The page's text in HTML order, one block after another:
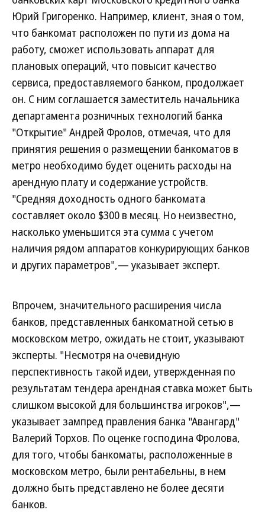
Юрий Григоренко. Например, клиент, зная о том,
что банкомат расположен по пути из дома на
работу, сможет использовать аппарат для
плановых операций, что повысит качество
сервиса, предоставляемого банком, продолжает
он. С ним соглашается заместитель начальника
департамента розничных технологий банка
"Открытие" Андрей Фролов, отмечая, что для
принятия решения о размещении банкоматов в
метро необходимо будет оценить расходы на
арендную плату и содержание устройств.
"Средняя доходность одного банкомата
составляет около $300 в месяц. Но неизвестно,
насколько уменьшится эта сумма с учетом
наличия рядом аппаратов конкурирующих банков
и других параметров",— указывает эксперт.
Впрочем, значительного расширения числа
банков, представленных банкоматной сетью в
московском метро, ожидать не стоит, указывают
эксперты. "Несмотря на очевидную
перспективность такой идеи, утвержденная по
результатам тендера арендная ставка может быть
слишком высокой для большинства игроков",—
указывает зампред правления банка "Авангард"
Валерий Торхов. По оценке господина Фролова,
для того, чтобы банкоматы, расположенные в
московском метро, были рентабельны, в нем
должно быть представлено не более десяти
банков.